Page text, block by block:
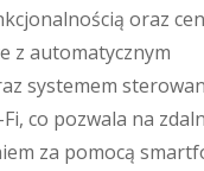
oraz
z automatycznym
systemem
co pozwala na
za pomocą